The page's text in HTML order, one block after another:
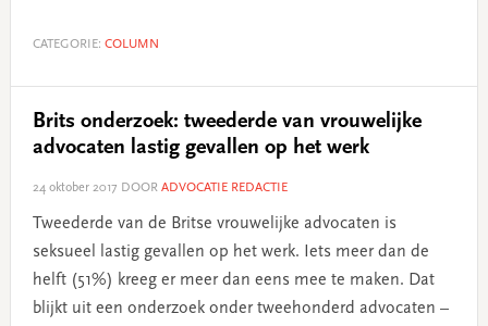
CATEGORIE: COLUMN
Brits onderzoek: tweederde van vrouwelijke
advocaten lastig gevallen op het werk
24 oktober 2017 DOOR ADVOCATIE REDACTIE
Tweederde van de Britse vrouwelijke advocaten is
seksueel lastig gevallen op het werk. Iets meer dan de
helft (51%) kreeg er meer dan eens mee te maken. Dat
blijkt uit een onderzoek onder tweehonderd advocaten –